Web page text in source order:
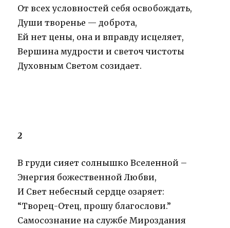
От всех условностей себя освобождать,
Души творенье — доброта,
Ей нет цены, она и вправду исцеляет,
Вершина мудрости и светоч чистоты
Духовным Светом созидает.
2
В груди сияет солнышко Вселенной –
Энергия божественной Любви,
И Свет небесный сердце озаряет:
“Творец-Отец, прошу благослови.”
Самосознание на службе Мироздания